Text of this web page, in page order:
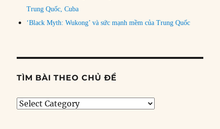
Trung Quốc, Cuba
‘Black Myth: Wukong’ và sức mạnh mềm của Trung Quốc
TÌM BÀI THEO CHỦ ĐỀ
Tìm